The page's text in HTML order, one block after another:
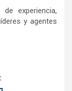
experiencia,
y agentes